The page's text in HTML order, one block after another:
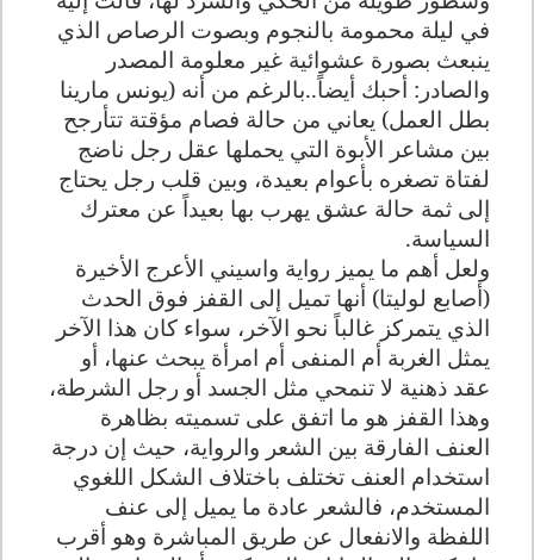
في ليلة محمومة بالنجوم وبصوت الرصاص الذي
ينبعث بصورة عشوائية غير معلومة المصدر
والصادر: أحبك أيضاً..بالرغم من أنه (يونس مارينا
بطل العمل) يعاني من حالة فصام مؤقتة تتأرجح
بين مشاعر الأبوة التي يحملها عقل رجل ناضج
لفتاة تصغره بأعوام بعيدة، وبين قلب رجل يحتاج
إلى ثمة حالة عشق يهرب بها بعيداً عن معترك
السياسة.
ولعل أهم ما يميز رواية واسيني الأعرج الأخيرة
(أصابع لوليتا) أنها تميل إلى القفز فوق الحدث
الذي يتمركز غالباً نحو الآخر، سواء كان هذا الآخر
يمثل الغربة أم المنفى أم امرأة يبحث عنها، أو
عقد ذهنية لا تنمحي مثل الجسد أو رجل الشرطة،
وهذا القفز هو ما اتفق على تسميته بظاهرة
العنف الفارقة بين الشعر والرواية، حيث إن درجة
استخدام العنف تختلف باختلاف الشكل اللغوي
المستخدم، فالشعر عادة ما يميل إلى عنف
اللفظة والانفعال عن طريق المباشرة وهو أقرب